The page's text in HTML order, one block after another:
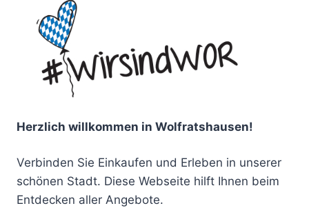
Herzlich willkommen in Wolfratshausen!
Verbinden Sie Einkaufen und Erleben in unserer
schönen Stadt. Diese Webseite hilft Ihnen beim
Entdecken aller Angebote.